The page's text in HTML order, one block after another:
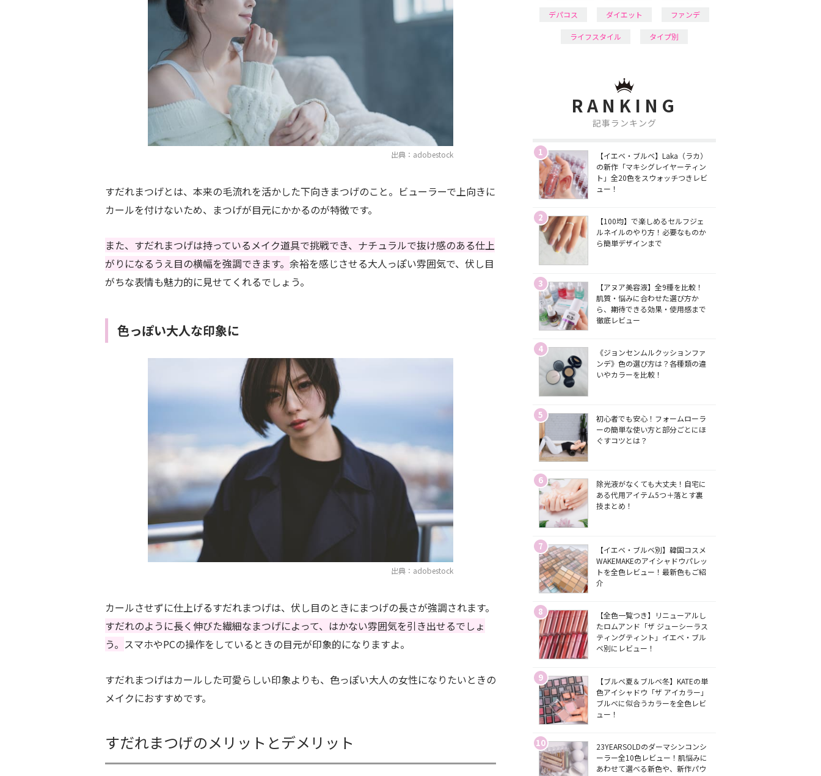
出典：adobestock
すだれまつげとは、本来の毛流れを活かした下向きまつげのこと。ビューラーで上向きに
カールを付けないため、まつげが目元にかかるのが特徴です。
また、すだれまつげは持っているメイク道具で挑戦でき、ナチュラルで抜け感のある仕上
がりになるうえ目の横幅を強調できます。 余裕を感じさせる大人っぽい雰囲気で、伏し目
がちな表情も魅力的に見せてくれるでしょう。
色っぽい大人な印象に
出典：adobestock
カールさせずに仕上げるすだれまつげは、伏し目のときにまつげの長さが強調されます。
すだれのように長く伸びた繊細なまつげによって、はかない雰囲気を引き出せるでしょ
う。 スマホやPCの操作をしているときの目元が印象的になりますよ。
すだれまつげはカールした可愛らしい印象よりも、色っぽい大人の女性になりたいときの
メイクにおすすめです。
すだれまつげのメリットとデメリット
デパコス ダイエット ファンデ
ライフスタイル タイプ別
RANKING
記事ランキング
1
【イエベ・ブルベ】Laka（ラカ）
の新作「マキシグレイヤーティン
ト」全20色をスウォッチつきレビ
ュー！
2
【100均】で楽しめるセルフジェ
ルネイルのやり方！必要なものか
ら簡単デザインまで
3
【アヌア美容液】全9種を比較！
肌質・悩みに合わせた選び方か
ら、期待できる効果・使用感まで
徹底レビュー
4
《ジョンセンムルクッションファ
ンデ》色の選び方は？各種類の違
いやカラーを比較！
5
初心者でも安心！フォームローラ
ーの簡単な使い方と部分ごとにほ
ぐすコツとは？
6
除光液がなくても大丈夫！自宅に
ある代用アイテム5つ＋落とす裏
技まとめ！
7
【イエベ・ブルベ別】韓国コスメ
WAKEMAKEのアイシャドウパレッ
トを全色レビュー！最新色もご紹
介
8
【全色一覧つき】リニューアルし
たロムアンド「ザ ジューシーラス
ティングティント」イエベ・ブル
ベ別にレビュー！
9
【ブルベ夏＆ブルベ冬】KATEの単
色アイシャドウ「ザ アイカラー」
ブルベに似合うカラーを全色レビ
ュー！
10
23YEARSOLDのダーマシンコンシ
ーラー全10色レビュー！肌悩みに
あわせて選べる新色や、新作パウ